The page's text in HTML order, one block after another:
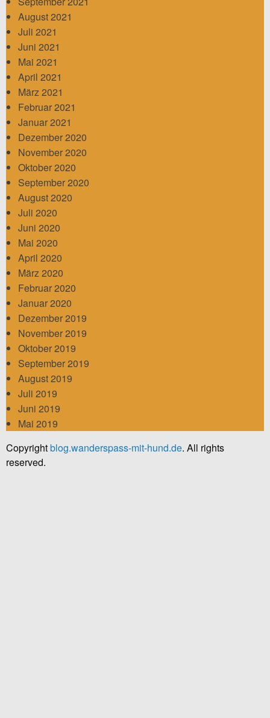
August 2021
Juli 2021
Juni 2021
Mai 2021
April 2021
März 2021
Februar 2021
Januar 2021
Dezember 2020
November 2020
Oktober 2020
September 2020
August 2020
Juli 2020
Juni 2020
Mai 2020
April 2020
März 2020
Februar 2020
Januar 2020
Dezember 2019
November 2019
Oktober 2019
September 2019
August 2019
Juli 2019
Juni 2019
Mai 2019
Copyrightblog.wanderspass-mit-hund.de. All rights
reserved.